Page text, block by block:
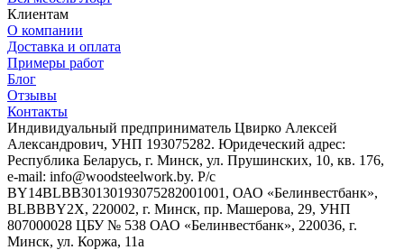
Клиентам
О компании
Доставка и оплата
Примеры работ
Блог
Отзывы
Контакты
Индивидуальный предприниматель Цвирко Алексей
Александрович, УНП 193075282. Юридеческий адрес:
Республика Беларусь, г. Минск, ул. Прушинских, 10, кв. 176,
e-mail: info@woodsteelwork.by. Р/с
BY14BLBB30130193075282001001, ОАО «Белинвестбанк»,
BLBBBY2X, 220002, г. Минск, пр. Машерова, 29, УНП
807000028 ЦБУ № 538 ОАО «Белинвестбанк», 220036, г.
Минск, ул. Коржа, 11а